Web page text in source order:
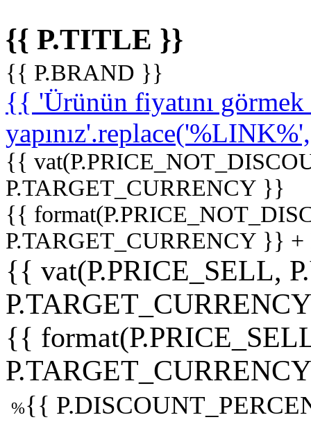
{{ P.TITLE }}
{{ P.BRAND }}
{{ 'Ürünün fiyatını
{{
P.TARGET_CURRENCY }}
{{
P.TARGET_CURRENCY }}
{{ vat(P.PRICE_SELL,
{{
%{{